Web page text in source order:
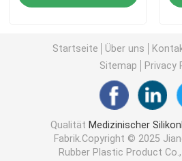
Medizinischer
Medizinisches Gummistopfen
Gummispritzen-Kolben
Startseite Über uns
Sitemap
Privacy
Qualität Medizinischer
Fabrik.Copyright © 2025
Rubber Plastic Product